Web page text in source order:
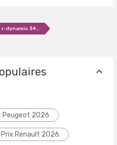
3.0 v6 suralimenté r-dynamic 340ch
Peugeot 2026
Prix Renault 2026